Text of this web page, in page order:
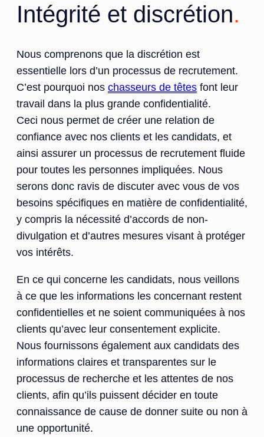
Intégrité et discrétion
Nous comprenons que la discrétion est
essentielle lors d’un processus de recrutement.
C’est pourquoi nos chasseurs de têtes font leur
travail dans la plus grande confidentialité.
Ceci nous permet de créer une relation de
confiance avec nos clients et les candidats, et
ainsi assurer un processus de recrutement fluide
pour toutes les personnes impliquées. Nous
serons donc ravis de discuter avec vous de vos
besoins spécifiques en matière de confidentialité,
y compris la nécessité d’accords de non-
divulgation et d’autres mesures visant à protéger
vos intérêts.
En ce qui concerne les candidats, nous veillons
à ce que les informations les concernant restent
confidentielles et ne soient communiquées à nos
clients qu’avec leur consentement explicite.
Nous fournissons également aux candidats des
informations claires et transparentes sur le
processus de recherche et les attentes de nos
clients, afin qu’ils puissent décider en toute
connaissance de cause de donner suite ou non à
une opportunité.